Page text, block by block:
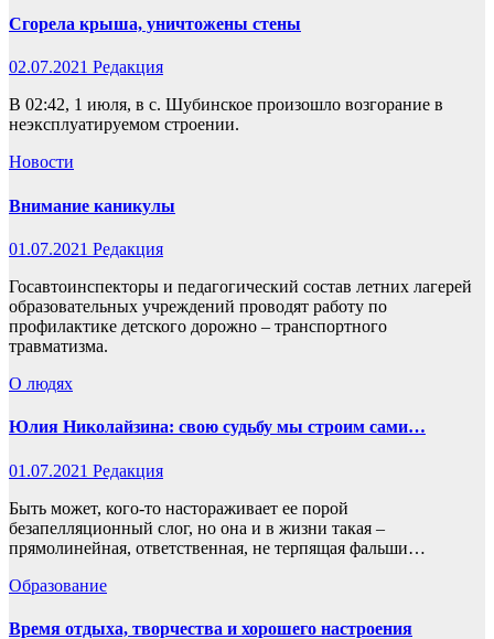
Сгорела крыша, уничтожены стены
02.07.2021 Редакция
В 02:42, 1 июля, в с. Шубинское произошло возгорание в
неэксплуатируемом строении.
Новости
Внимание каникулы
01.07.2021 Редакция
Госавтоинспекторы и педагогический состав летних лагерей
образовательных учреждений проводят работу по
профилактике детского дорожно – транспортного
травматизма.
О людях
Юлия Николайзина: свою судьбу мы строим сами…
01.07.2021 Редакция
Быть может, кого-то настораживает ее порой
безапелляционный слог, но она и в жизни такая –
прямолинейная, ответственная, не терпящая фальши…
Образование
Время отдыха, творчества и хорошего настроения